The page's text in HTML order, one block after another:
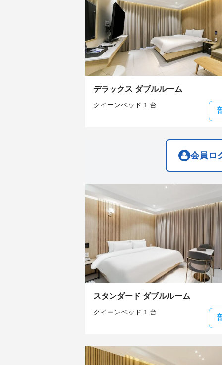
with
the
calendar
and
select
a
date.
Press
question
key
with
the
calendar
and
select
a
date.
Press
shortcuts
for
changing
デラックス ダブルルーム
クイーンベッド 1 台
会員ロ
スタンダード ダブルルーム
クイーンベッド 1 台